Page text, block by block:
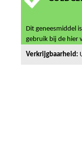
Dit geneesmiddel
gebruik bij de hier
Verkrijgbaarheid: